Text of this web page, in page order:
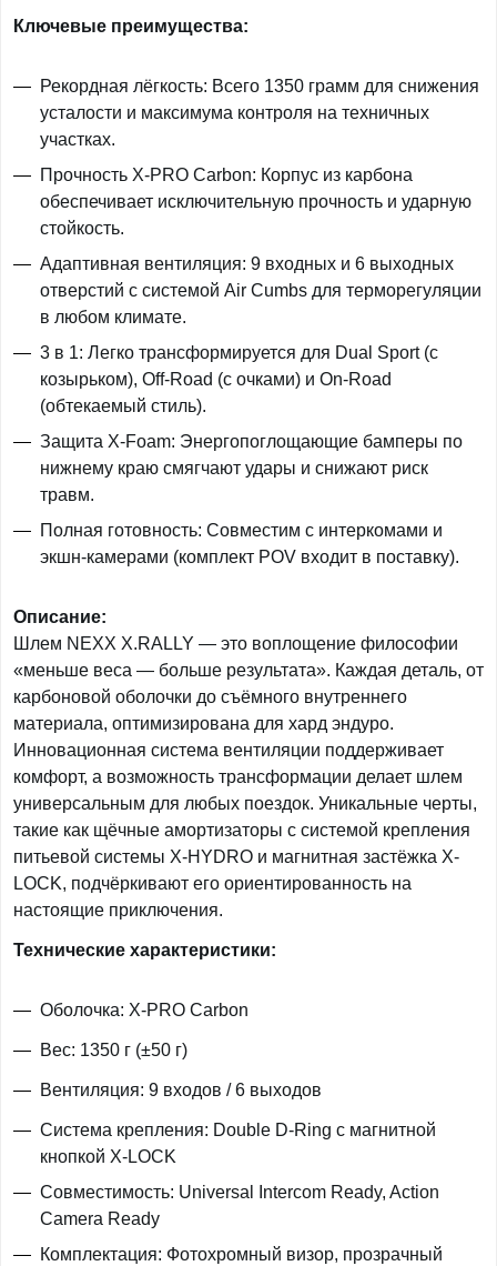
Ключевые преимущества:
Рекордная лёгкость: Всего 1350 грамм для снижения
усталости и максимума контроля на техничных
участках.
Прочность X-PRO Carbon: Корпус из карбона
обеспечивает исключительную прочность и ударную
стойкость.
Адаптивная вентиляция: 9 входных и 6 выходных
отверстий с системой Air Cumbs для терморегуляции
в любом климате.
3 в 1: Легко трансформируется для Dual Sport (с
козырьком), Off-Road (с очками) и On-Road
(обтекаемый стиль).
Защита X-Foam: Энергопоглощающие бамперы по
нижнему краю смягчают удары и снижают риск
травм.
Полная готовность: Совместим с интеркомами и
экшн-камерами (комплект POV входит в поставку).
Описание:
Шлем NEXX X.RALLY — это воплощение философии
«меньше веса — больше результата». Каждая деталь, от
карбоновой оболочки до съёмного внутреннего
материала, оптимизирована для хард эндуро.
Инновационная система вентиляции поддерживает
комфорт, а возможность трансформации делает шлем
универсальным для любых поездок. Уникальные черты,
такие как щёчные амортизаторы с системой крепления
питьевой системы X-HYDRO и магнитная застёжка X-
LOCK, подчёркивают его ориентированность на
настоящие приключения.
Технические характеристики:
Оболочка: X-PRO Carbon
Вес: 1350 г (±50 г)
Вентиляция: 9 входов / 6 выходов
Система крепления: Double D-Ring с магнитной
кнопкой X-LOCK
Совместимость: Universal Intercom Ready, Action
Camera Ready
Комплектация: Фотохромный визор, прозрачный